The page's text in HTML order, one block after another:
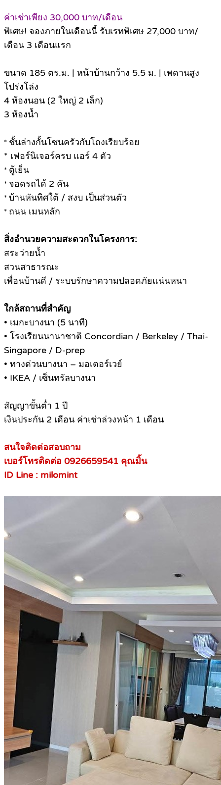
ค่าเช่าเพียง 30,000 บาท/เดือน
พิเศษ! จองภายในเดือนนี้ รับเรทพิเศษ 27,000 บาท/
เดือน 3 เดือนแรก
ขนาด 185 ตร.ม. | หน้าบ้านกว้าง 5.5 ม. | เพดานสูง
โปร่งโล่ง
4 ห้องนอน (2 ใหญ่ 2 เล็ก)
3 ห้องน้ำ
* ชั้นล่างกั้นโซนครัวกับโถงเรียบร้อย
* เฟอร์นิเจอร์ครบ แอร์ 4 ตัว
* ตู้เย็น
* จอดรถได้ 2 คัน
* บ้านหันทิศใต้ / สงบ เป็นส่วนตัว
* ถนน เมนหลัก
สิ่งอำนวยความสะดวกในโครงการ:
สระว่ายน้ำ
สวนสาธารณะ
เพื่อนบ้านดี / ระบบรักษาความปลอดภัยแน่นหนา
ใกล้สถานที่สำคัญ
• เมกะบางนา (5 นาที)
• โรงเรียนนานาชาติ Concordian / Berkeley / Thai-
Singapore / D-prep
• ทางด่วนบางนา – มอเตอร์เวย์
• IKEA / เซ็นทรัลบางนา
สัญญาขั้นต่ำ 1 ปี
เงินประกัน 2 เดือน ค่าเช่าล่วงหน้า 1 เดือน
สนใจติดต่อสอบถาม
เบอร์โทรติดต่อ 0926659541 คุณมิ้น
ID Line : milomint